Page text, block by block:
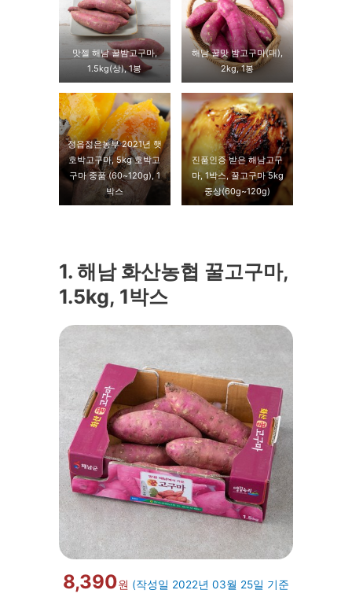
맛젤 해남 꿀밤고구마,
1.5kg(상), 1봉
해남 꿀맛 밤고구마(대),
2kg, 1봉
정읍젊은농부 2021년 햇
호박고구마, 5kg 호박고
구마 중품 (60~120g), 1
박스
진품인증 받은 해남고구
마, 1박스, 꿀고구마 5kg
중상(60g~120g)
1. 해남 화산농협 꿀고구마,
1.5kg, 1박스
8,390원 (작성일 2022년 03월 25일 기준